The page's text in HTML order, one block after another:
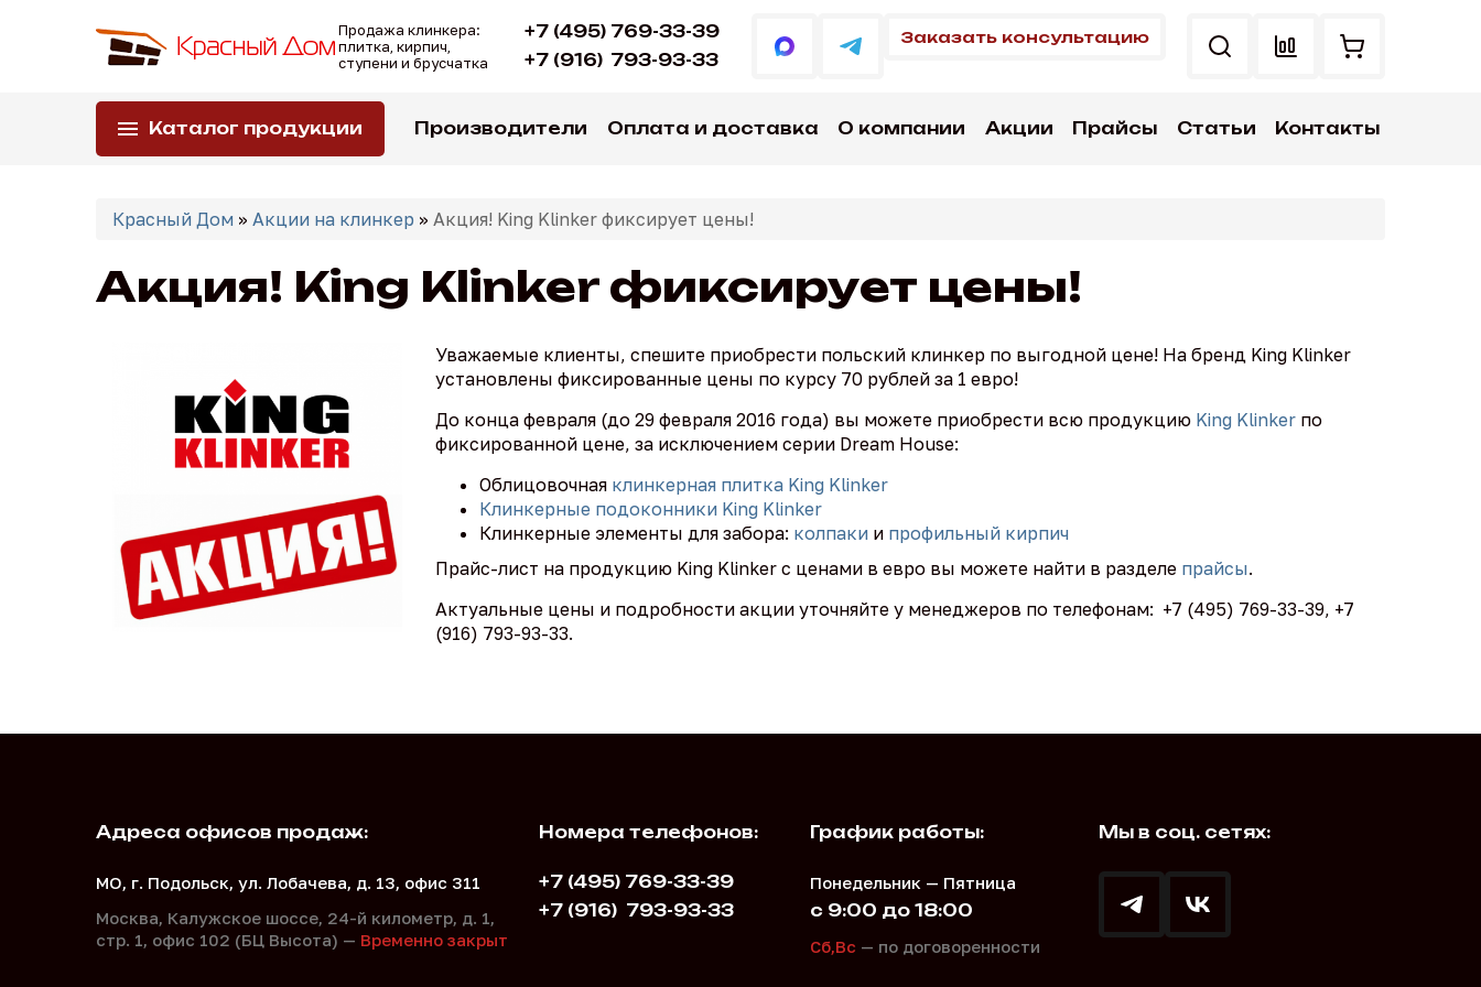
Продажа клинкера:
плитка, кирпич,
ступени и брусчатка
+7 (495) 769-33-39
+7 (916) 793-93-33
Заказать консультацию
Каталог продукции Производители Оплата и доставка О компании Акции Прайсы Статьи Контакты
здесь
Красный Дом » Акции на клинкер » Акция! King Klinker фиксирует цены!
Акция! King Klinker фиксирует цены!
Уважаемые клиенты, спешите приобрести польский клинкер по выгодной цене! На бренд King Klinker
установлены фиксированные цены по курсу 70 рублей за 1 евро!
До конца февраля (до 29 февраля 2016 года) вы можете приобрести всю продукцию King Klinkerпо
фиксированной цене, за исключением серии Dream House:
Облицовочная клинкерная плитка King Klinker
Клинкерные подоконники King Klinker
Клинкерные элементы для забора: колпакии профильный кирпич
Прайс-лист на продукцию King Klinker с ценами в евро вы можете найти в разделе прайсы.
Актуальные цены и подробности акции уточняйте у менеджеров по телефонам: +7 (495) 769-33-39, +7
(916) 793-93-33.
Адреса офисов продаж:
МО, г. Подольск, ул. Лобачева, д. 13, офис 311
Москва, Калужское шоссе, 24-й километр, д. 1,
стр. 1, офис 102 (БЦ Высота) — Временно закрыт
Номера телефонов:
+7 (495) 769-33-39
+7 (916) 793-93-33
График работы:
Понедельник — Пятница
с 9:00 до 18:00
Сб,Вс — по договоренности
Мы в соц. сетях: